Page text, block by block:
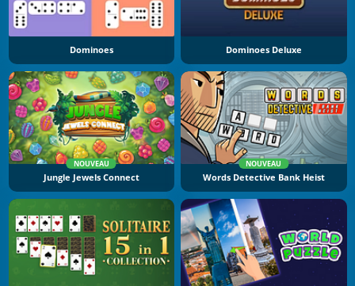
Dominoes Dominoes Deluxe
NOUVEAU
Jungle Jewels Connect
NOUVEAU
Words Detective Bank Heist